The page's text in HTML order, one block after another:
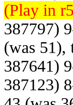
(Play in
387797)
(was 51),
387641)
387123)